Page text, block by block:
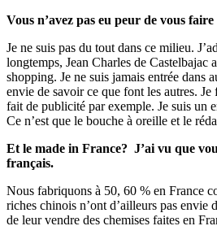
Vous n’avez pas eu peur de vous
Je ne suis pas du tout dans ce milieu.
longtemps, Jean Charles de Castelbajac
shopping. Je ne suis jamais entrée dans
envie de savoir ce que font les autres.
fait de publicité par exemple. Je suis un
Ce n’est que le bouche à oreille et le
Et le made in France? J’ai vu que
français.
Nous fabriquons à 50, 60 % en France
riches chinois n’ont d’ailleurs pas envie
de leur vendre des chemises faites en